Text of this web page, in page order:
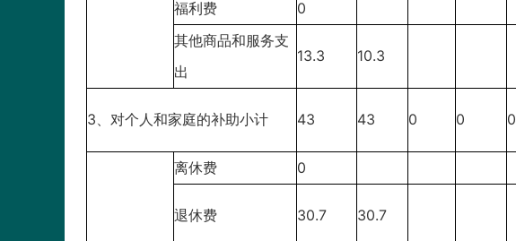
福利费
0
其他商品和服务支
出
13.3 10.3
3、对个人和家庭的补助小计 43 43 0 0 0
离休费 0
退休费 30.7 30.7